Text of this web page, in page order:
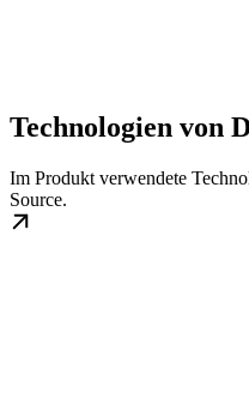
Technologien von
Im Produkt verwendete
Source.